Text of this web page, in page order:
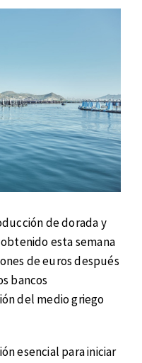
de dorada y
esta semana
de euros después
bancos
del medio griego
esencial para iniciar